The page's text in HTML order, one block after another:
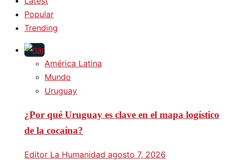
Popular
Trending
América Latina
Mundo
Uruguay
¿Por qué Uruguay es clave en el mapa logístico
de la cocaína?
Editor La Humanidad agosto 7, 2026